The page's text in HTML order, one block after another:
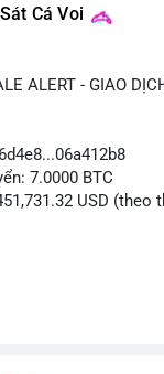
Cá Voi
ALERT - GIAO
7.0000 BTC
USD (theo
trị giá hơn 451